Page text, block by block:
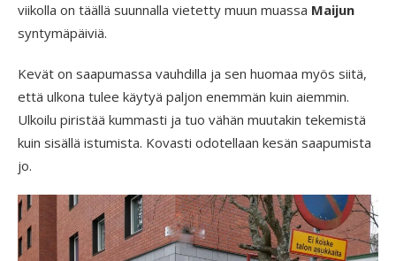
viikolla on täällä suunnalla vietetty muun muassa Maijun
syntymäpäiviä.
Kevät on saapumassa vauhdilla ja sen huomaa myös siitä,
että ulkona tulee käytyä paljon enemmän kuin aiemmin.
Ulkoilu piristää kummasti ja tuo vähän muutakin tekemistä
kuin sisällä istumista. Kovasti odotellaan kesän saapumista
jo.